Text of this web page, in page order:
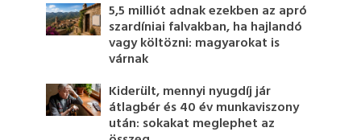
5,5 milliót adnak ezekben az apró
szardíniai falvakban, ha hajlandó
vagy költözni: magyarokat is
várnak
Kiderült, mennyi nyugdíj jár
átlagbér és 40 év munkaviszony
után: sokakat meglephet az